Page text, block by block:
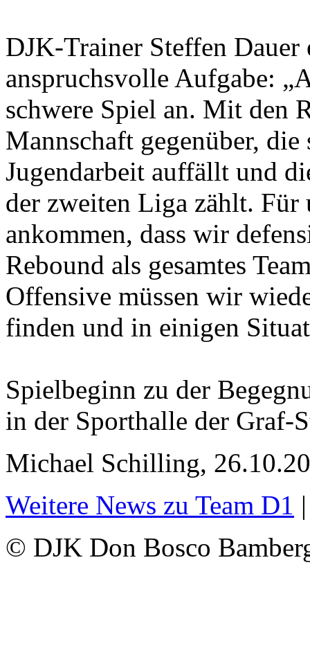
DJK-Trainer Steffen Dauer
anspruchsvolle Aufgabe:
schwere Spiel an. Mit den
Mannschaft gegenüber,
Jugendarbeit auffällt und
der zweiten Liga zählt. Für
ankommen, dass wir
Rebound als gesamtes
Offensive müssen wir
finden und in einigen
Spielbeginn zu der
in der Sporthalle der Graf-
Michael Schilling,
Weitere News zu Team D1
© DJK Don Bosco